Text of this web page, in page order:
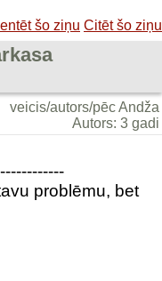
šo ziņu Citēt šo ziņu
veicis/autors/pēc Andža
Autors: 3 gadi
problēmu, bet